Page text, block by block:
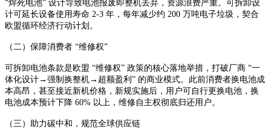
“焊死电池” 设计导致电池报废即整机丢弃，资源浪费严重。可拆卸设
计可延长设备使用寿命 2-3 年，每年减少约 200 万吨电子垃圾，契合
欧盟循环经济行动计划。
（二）保障消费者 “维修权”
可拆卸电池条款是欧盟 “维修权” 政策的核心落地举措，打破厂商 “一
体化设计→强制换整机→超额盈利” 的商业模式。此前消费者换电池成
本高昂，甚至接近新机价格，新规实施后，用户可自行更换电池，换
电池成本预计下降 60% 以上，维修自主权彻底归还用户。
（三）助力碳中和，规范全球供应链